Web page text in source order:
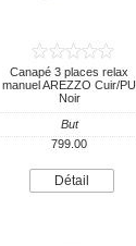
Canapé 3 places relax
manuel AREZZO Cuir/PU
Noir
But
799.00
Détail